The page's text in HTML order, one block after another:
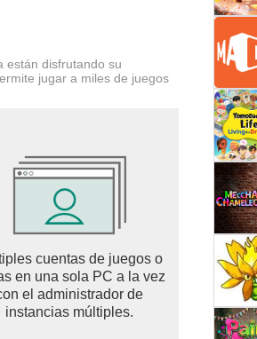
El primer disparo es
ganar una ventaja en
sinergias tácticas
tus fuerzas para un
están disfrutando su
jugar a miles de juegos
cuentas de juegos o
en una sola PC a la vez
el administrador de
instancias múltiples.